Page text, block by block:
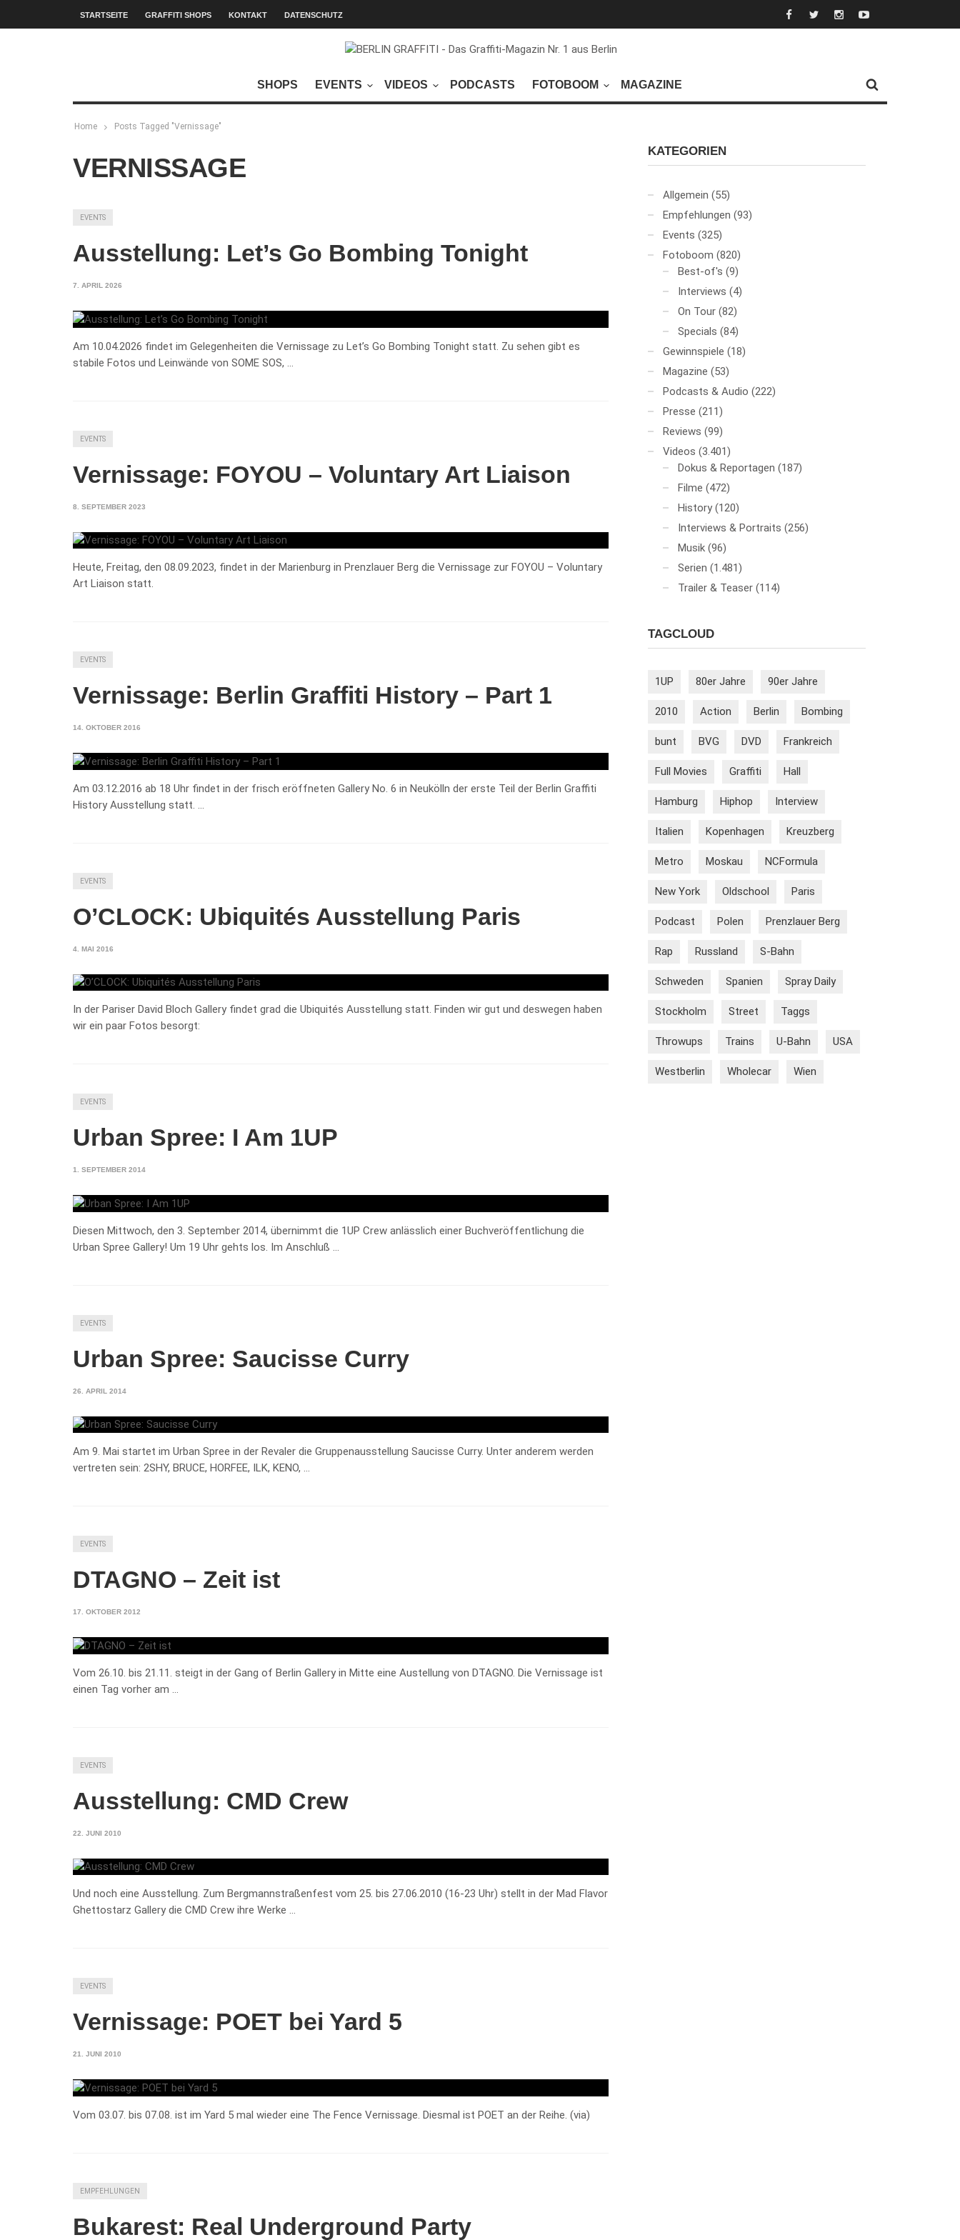
STARTSEITE GRAFFITI SHOPS KONTAKT DATENSCHUTZ
SHOPS EVENTS VIDEOS PODCASTS FOTOBOOM MAGAZINE
Home Posts Tagged "Vernissage"
VERNISSAGE
EVENTS
Ausstellung: Let’s Go Bombing Tonight
7. APRIL 2026
Am 10.04.2026 findet im Gelegenheiten die Vernissage zu Let’s Go Bombing Tonight statt. Zu sehen gibt es
stabile Fotos und Leinwände von SOME SOS, …
EVENTS
Vernissage: FOYOU – Voluntary Art Liaison
8. SEPTEMBER 2023
Heute, Freitag, den 08.09.2023, findet in der Marienburg in Prenzlauer Berg die Vernissage zur FOYOU – Voluntary
Art Liaison statt.
EVENTS
Vernissage: Berlin Graffiti History – Part 1
14. OKTOBER 2016
Am 03.12.2016 ab 18 Uhr findet in der frisch eröffneten Gallery No. 6 in Neukölln der erste Teil der Berlin Graffiti
History Ausstellung statt. …
EVENTS
O’CLOCK: Ubiquités Ausstellung Paris
4. MAI 2016
In der Pariser David Bloch Gallery findet grad die Ubiquités Ausstellung statt. Finden wir gut und deswegen haben
wir ein paar Fotos besorgt:
EVENTS
Urban Spree: I Am 1UP
1. SEPTEMBER 2014
Diesen Mittwoch, den 3. September 2014, übernimmt die 1UP Crew anlässlich einer Buchveröffentlichung die
Urban Spree Gallery! Um 19 Uhr gehts los. Im Anschluß …
EVENTS
Urban Spree: Saucisse Curry
26. APRIL 2014
Am 9. Mai startet im Urban Spree in der Revaler die Gruppenausstellung Saucisse Curry. Unter anderem werden
vertreten sein: 2SHY, BRUCE, HORFEE, ILK, KENO, …
EVENTS
DTAGNO – Zeit ist
17. OKTOBER 2012
Vom 26.10. bis 21.11. steigt in der Gang of Berlin Gallery in Mitte eine Austellung von DTAGNO. Die Vernissage ist
einen Tag vorher am …
EVENTS
Ausstellung: CMD Crew
22. JUNI 2010
Und noch eine Ausstellung. Zum Bergmannstraßenfest vom 25. bis 27.06.2010 (16-23 Uhr) stellt in der Mad Flavor
Ghettostarz Gallery die CMD Crew ihre Werke …
EVENTS
Vernissage: POET bei Yard 5
21. JUNI 2010
Vom 03.07. bis 07.08. ist im Yard 5 mal wieder eine The Fence Vernissage. Diesmal ist POET an der Reihe. (via)
EMPFEHLUNGEN
Bukarest: Real Underground Party
KATEGORIEN
Allgemein (55)
Empfehlungen (93)
Events (325)
Fotoboom (820)
Best-of's (9)
Interviews (4)
On Tour (82)
Specials (84)
Gewinnspiele (18)
Magazine (53)
Podcasts & Audio (222)
Presse (211)
Reviews (99)
Videos (3.401)
Dokus & Reportagen (187)
Filme (472)
History (120)
Interviews & Portraits (256)
Musik (96)
Serien (1.481)
Trailer & Teaser (114)
TAGCLOUD
1UP 80er Jahre 90er Jahre
2010 Action Berlin Bombing
bunt BVG DVD Frankreich
Full Movies Graffiti Hall
Hamburg Hiphop Interview
Italien Kopenhagen Kreuzberg
Metro Moskau NCFormula
New York Oldschool Paris
Podcast Polen Prenzlauer Berg
Rap Russland S-Bahn
Schweden Spanien Spray Daily
Stockholm Street Taggs
Throwups Trains U-Bahn USA
Westberlin Wholecar Wien